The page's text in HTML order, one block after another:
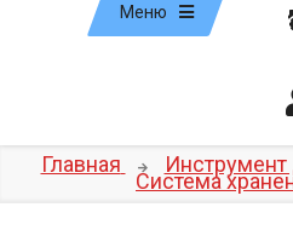
Меню
Главная Инструмент
Система